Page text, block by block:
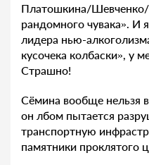
Платошкина/
рандомного чувака». И
лидера нью-
кусочека колбаски», у
Страшно!
Сёмина вообще нельзя
он лбом пытается
транспортную
памятники проклятого